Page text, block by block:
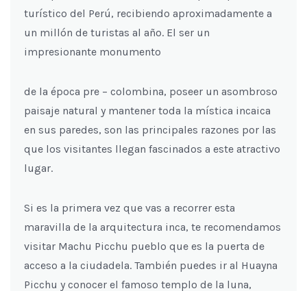
turístico del Perú, recibiendo aproximadamente a
un millón de turistas al año. El ser un
impresionante monumento
de la época pre – colombina, poseer un asombroso
paisaje natural y mantener toda la mística incaica
en sus paredes, son las principales razones por las
que los visitantes llegan fascinados a este atractivo
lugar.
Si es la primera vez que vas a recorrer esta
maravilla de la arquitectura inca, te recomendamos
visitar Machu Picchu pueblo que es la puerta de
acceso a la ciudadela. También puedes ir al Huayna
Picchu y conocer el famoso templo de la luna,